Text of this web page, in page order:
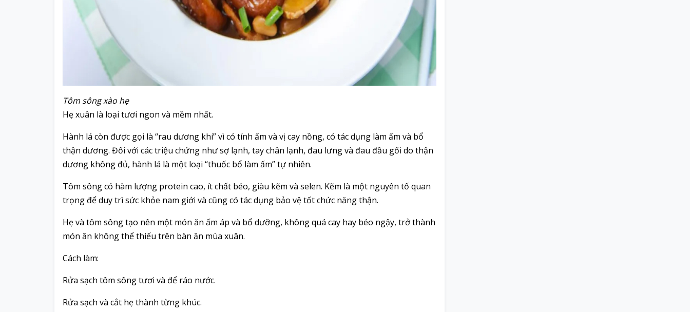
Tôm sông xào hẹ
Hẹ xuân là loại tươi ngon và mềm nhất.
Hành lá còn được gọi là “rau dương khí” vì có tính ấm và vị cay nồng, có tác dụng làm ấm và bổ
thận dương. Đối với các triệu chứng như sợ lạnh, tay chân lạnh, đau lưng và đau đầu gối do thận
dương không đủ, hành lá là một loại “thuốc bổ làm ấm” tự nhiên.
Tôm sông có hàm lượng protein cao, ít chất béo, giàu kẽm và selen. Kẽm là một nguyên tố quan
trọng để duy trì sức khỏe nam giới và cũng có tác dụng bảo vệ tốt chức năng thận.
Hẹ và tôm sông tạo nên một món ăn ấm áp và bổ dưỡng, không quá cay hay béo ngậy, trở thành
món ăn không thể thiếu trên bàn ăn mùa xuân.
Cách làm:
Rửa sạch tôm sông tươi và để ráo nước.
Rửa sạch và cắt hẹ thành từng khúc.